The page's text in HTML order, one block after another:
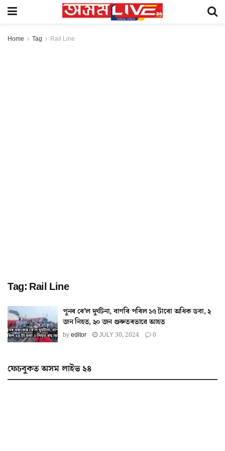
Home Tag Rail Line
Tag: Rail Line
পুনৰ ৰে’ল দুৰ্ঘটনা, বাগৰি পৰিল ১৫ টাৰো অধিক ডবা, ২
জন নিহত, ২০ জন গুৰুতৰভাৱে আহত
byeditor JULY 30, 2024 0
ফেচবুকত অসম লাইভ ২৪